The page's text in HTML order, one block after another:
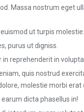
Massa nostrum eget
ut turpis molestie.
purus ut digniss.
in reprehenderit in
quis nostrud
molestie morbi erat
dicta phasellus in!